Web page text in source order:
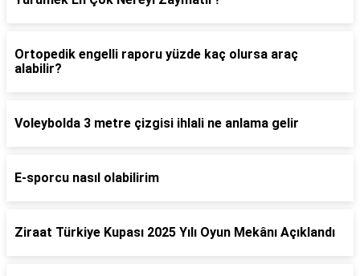
Ortopedik engelli raporu yüzde kaç olursa araç
alabilir?
Voleybolda 3 metre çizgisi ihlali ne anlama gelir
E-sporcu nasıl olabilirim
Ziraat Türkiye Kupası 2025 Yılı Oyun Mekânı Açıklandı